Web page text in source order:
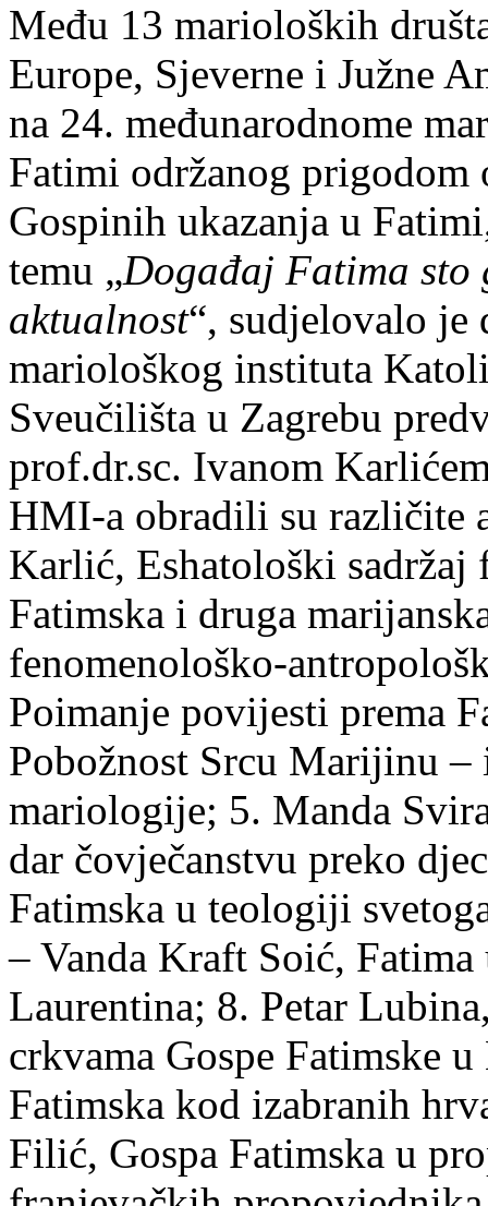
Među 13 marioloških
Europe, Sjeverne i Južne
na 24. međunarodnome
Fatimi održanog prigodom
Gospinih ukazanja u
temu „Događaj Fatima sto
aktualnost“, sudjelovalo je
mariološkog instituta
Sveučilišta u Zagrebu
prof.dr.sc. Ivanom
HMI-a obradili su različite
Karlić, Eshatološki sadržaj
Fatimska i druga
fenomenološko-
Poimanje povijesti prema
Pobožnost Srcu Marijinu
mariologije; 5. Manda
dar čovječanstvu preko
Fatimska u teologiji
– Vanda Kraft Soić,
Laurentina; 8. Petar
crkvama Gospe Fatimske
Fatimska kod izabranih
Filić, Gospa Fatimska u